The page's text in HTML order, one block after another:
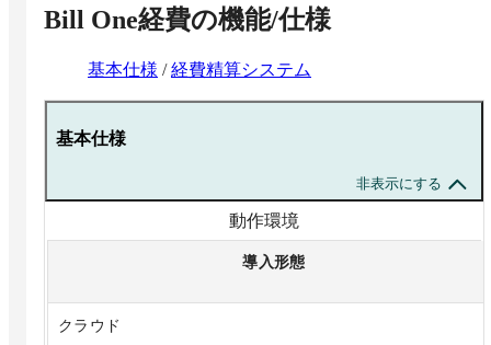
Bill One経費の機能/仕様
基本仕様 /経費精算システム
基本仕様
非表示にする
動作環境
導入形態
クラウド